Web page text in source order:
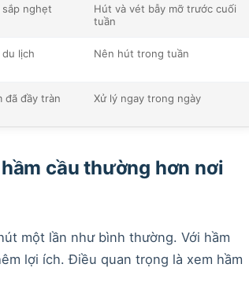
sắp nghẹt
Hút và vét bẫy mỡ trước cuối
tuần
lịch Nên hút trong tuần
đã đầy tràn Xử lý ngay trong ngày
cầu thường hơn nơi
một lần như bình thường. Với hầm
lợi ích. Điều quan trọng là xem hầm